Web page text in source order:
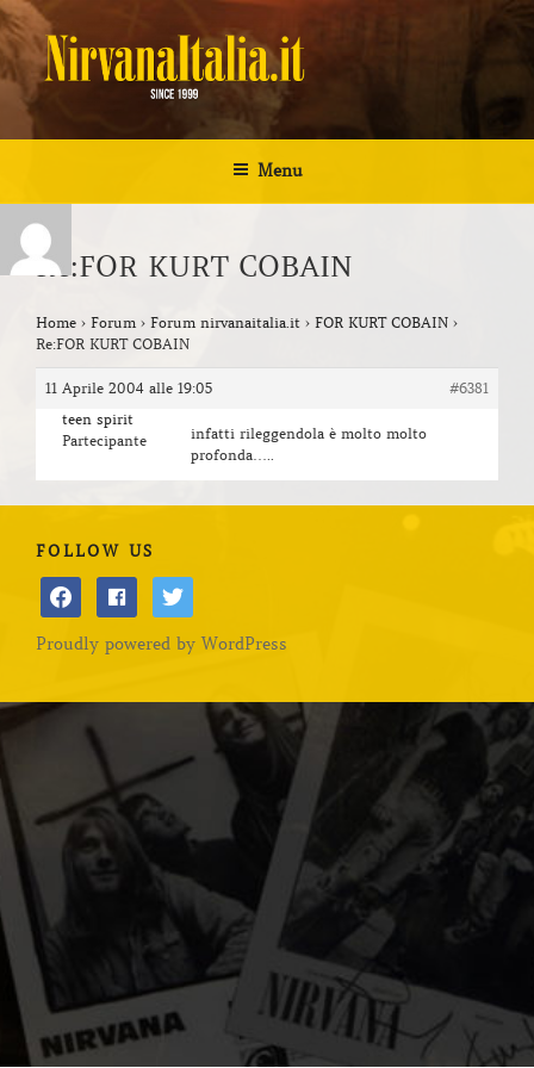
Salta
al
contenuto
NIRVANA ITALIA
Menu
Re:FOR KURT COBAIN
Home › Forum › Forum nirvanaitalia.it › FOR KURT COBAIN ›
Re:FOR KURT COBAIN
11 Aprile 2004 alle 19:05
#6381
teen spirit
Partecipante
infatti rileggendola è molto molto
profonda…..
FOLLOW US
facebookfacebooktwitter
Proudly powered by WordPress